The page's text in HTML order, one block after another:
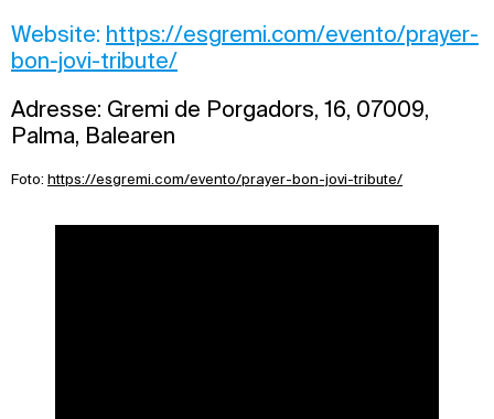
Website: https://esgremi.com/evento/prayer-
bon-jovi-tribute/
Adresse: Gremi de Porgadors, 16, 07009,
Palma, Balearen
Foto: https://esgremi.com/evento/prayer-bon-jovi-tribute/